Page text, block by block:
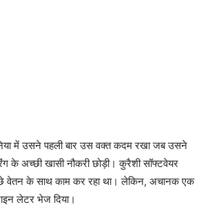
में उसने पहली बार उस वक्त कदम रखा जब उसने
के अच्छी खासी नौकरी छोड़ी। कुरैशी सॉफ्टवेयर
वेतन के साथ काम कर रहा था। लेकिन, अचानक एक
लेटर भेज दिया।